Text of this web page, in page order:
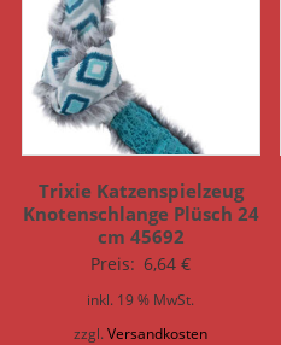
Trixie Katzenspielzeug
Knotenschlange Plüsch 24
cm 45692
Preis: 6,64€
inkl. 19 % MwSt.
zzgl.Versandkosten